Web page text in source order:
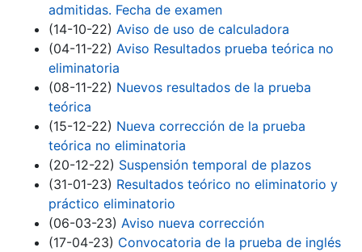
admitidas. Fecha de examen
(14-10-22) Aviso de uso de calculadora
(04-11-22) Aviso Resultados prueba teórica no
eliminatoria
(08-11-22) Nuevos resultados de la prueba
teórica
(15-12-22) Nueva corrección de la prueba
teórica no eliminatoria
(20-12-22) Suspensión temporal de plazos
(31-01-23) Resultados teórico no eliminatorio y
práctico eliminatorio
(06-03-23) Aviso nueva corrección
(17-04-23) Convocatoria de la prueba de inglés